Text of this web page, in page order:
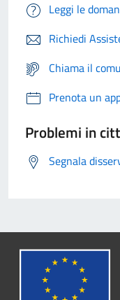
Leggi le
Richiedi
Chiama il
Prenota un
Problemi in
Segnala